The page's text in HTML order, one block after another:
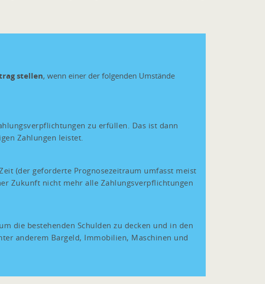
stellen, wenn einer der folgenden Umstände
zu erfüllen. Das ist dann
Zahlungen leistet.
(der geforderte Prognosezeitraum umfasst meist
Zukunft nicht mehr alle Zahlungsverpflichtungen
die bestehenden Schulden zu decken und in den
anderem Bargeld, Immobilien, Maschinen und